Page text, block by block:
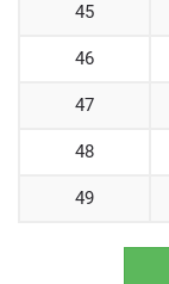
45
46
47
48
49